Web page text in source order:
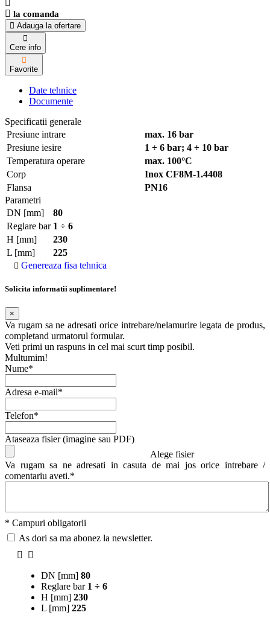
la comanda
Adauga la ofertare
Cere info
Favorite
Date tehnice
Documente
Specificatii generale
Presiune intrare
max. 16 bar
Presiune iesire
1 ÷ 6 bar; 4 ÷ 10 bar
Temperatura operare
max. 100°C
Corp
Inox CF8M-1.4408
Flansa
PN16
Parametri
DN [mm]
80
Reglare bar 1 ÷ 6
H [mm]
230
L [mm]
225
Genereaza fisa tehnica
Solicita informatii suplimentare!
×
Va rugam sa ne adresati orice intrebare/nelamurire legata de produs,
completand urmatorul formular.
Veti primi un raspuns in cel mai scurt timp posibil.
Multumim!
Nume*
Adresa e-mail*
Telefon*
Ataseaza fisier (imagine sau PDF)
Alege fisier
Va rugam sa ne adresati in casuta de mai jos orice intrebare /
comentariu aveti.*
* Campuri obligatorii
As dori sa ma abonez la newsletter.
DN [mm] 80
Reglare bar 1 ÷ 6
H [mm] 230
L [mm] 225